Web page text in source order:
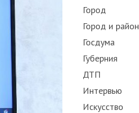
Город
Город и район
Госдума
Губерния
ДТП
Интервью
Искусство